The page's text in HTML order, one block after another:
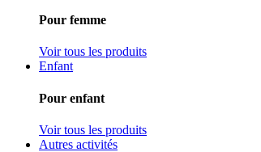
Pour femme
Voir tous les produits
Enfant
Pour enfant
Voir tous les produits
Autres activités